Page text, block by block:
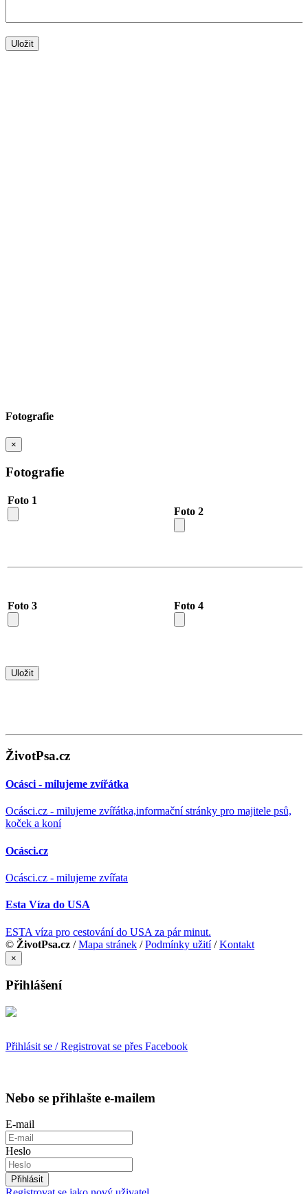
Fotografie
×
Fotografie
Foto 1
Foto 2
Foto 3 Foto 4
ŽivotPsa.cz
Ocásci - milujeme zvířátka
Ocásci.cz - milujeme zvířátka,informační stránky pro majitele psů,
koček a koní
Ocásci.cz
Ocásci.cz - milujeme zvířata
Esta Víza do USA
ESTA víza pro cestování do USA za pár minut.
© ŽivotPsa.cz /Mapa stránek /Podmínky užití/Kontakt
×
Přihlášení
Přihlásit se / Registrovat se přes Facebook
Nebo se přihlašte e-mailem
E-mail
Heslo
Přihlásit